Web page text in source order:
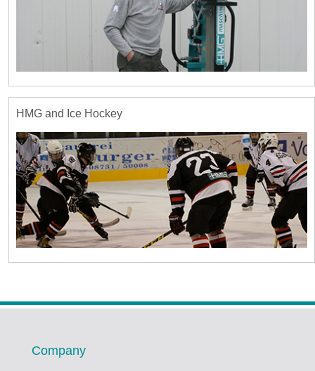
HMG and Ice Hockey
Company